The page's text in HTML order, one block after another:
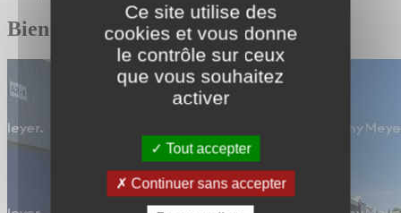
Ce site utilise des
cookies et vous donne
le contrôle sur ceux
que vous souhaitez
activer
Tout accepter
Continuer sans accepter
Bien similaires